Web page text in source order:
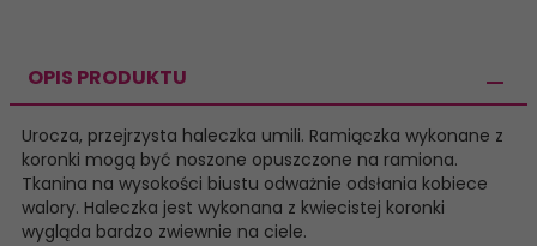
OPIS PRODUKTU
Urocza, przejrzysta haleczka umili. Ramiączka wykonane z
koronki mogą być noszone opuszczone na ramiona.
Tkanina na wysokości biustu odważnie odsłania kobiece
walory. Haleczka jest wykonana z kwiecistej koronki
wygląda bardzo zwiewnie na ciele.